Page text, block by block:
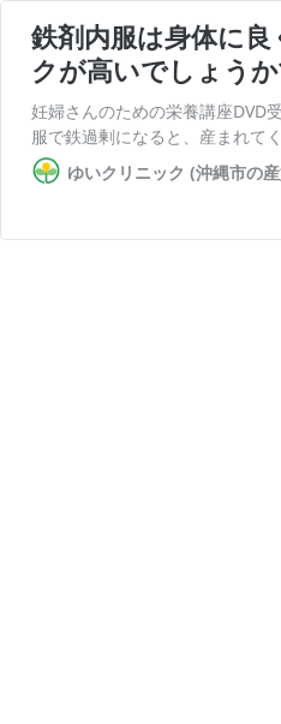
鉄剤内服は身体に
クが高いでしょうか
妊婦さんのための栄養講座DVD
服で鉄過剰になると、産まれて
ゆいクリニック (沖縄市の